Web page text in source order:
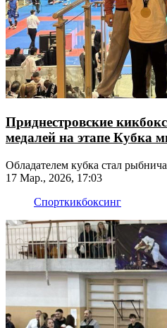
Приднестровские
медалей на этапе Кубка
Обладателем кубка стал
17 Мар., 2026, 17:03
Спорткикбоксинг